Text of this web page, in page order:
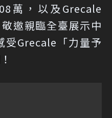
萬，以及Grecale
邀親臨全臺展示中
受Grecale「力量予